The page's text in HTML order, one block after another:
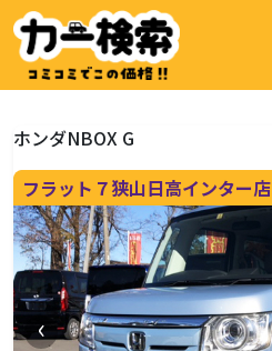
ホンダNBOX G
フラット７狭山日高インター店
‹